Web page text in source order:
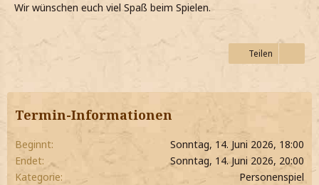
Wir wünschen euch viel Spaß beim Spielen.
Teilen
Termin-Informationen
Beginnt
Sonntag, 14. Juni 2026, 18:00
Endet
Sonntag, 14. Juni 2026, 20:00
Kategorie
Personenspiel